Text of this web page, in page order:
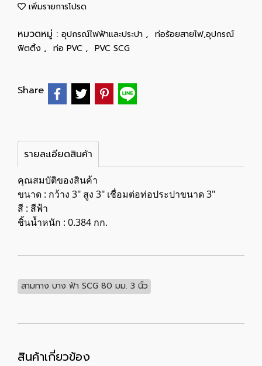
เพิ่มรายการโปรด
หมวดหมู่ : อุปกรณ์ไฟฟ้าและประปา , ท่อร้อยสายไฟ,อุปกรณ์
ฟิตติ้ง , ท่อ PVC , PVC SCG
Share
รายละเอียดสินค้า
คุณสมบัติของสินค้า
ขนาด : กว้าง 3" สูง 3" เชื่อมต่อท่อประปาขนาด 3"
สี : สีฟ้า
ชิ้นน้ำหนัก : 0.384 กก.
สามทาง บาง ฟ้า SCG 80 มม. 3 นิ้ว
สินค้าเกี่ยวข้อง